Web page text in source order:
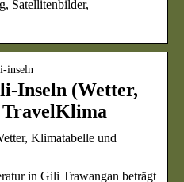
Satellitenbilder,
inseln
Inseln (Wetter,
Klimatabelle und
in Gili Trawangan beträgt